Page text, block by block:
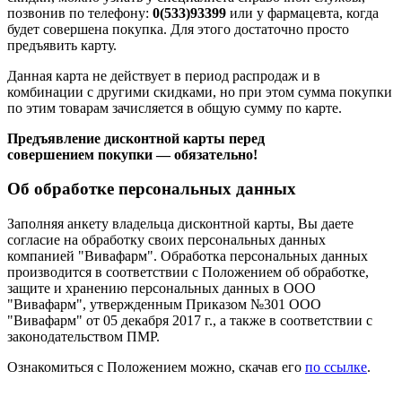
позвонив по телефону: 0(533)93399 или у фармацевта, когда
будет совершена покупка. Для этого достаточно просто
предъявить карту.
Данная карта не действует в период распродаж и в
комбинации с другими скидками, но при этом сумма покупки
по этим товарам зачисляется в общую сумму по карте.
Предъявление дисконтной карты перед
совершением покупки — обязательно!
Об обработке персональных данных
Заполняя анкету владельца дисконтной карты, Вы даете
согласие на обработку своих персональных данных
компанией "Вивафарм". Обработка персональных данных
производится в соответствии с Положением об обработке,
защите и хранению персональных данных в ООО
"Вивафарм", утвержденным Приказом №301 ООО
"Вивафарм" от 05 декабря 2017 г., а также в соответствии с
законодательством ПМР.
Ознакомиться с Положением можно, скачав его по ссылке.